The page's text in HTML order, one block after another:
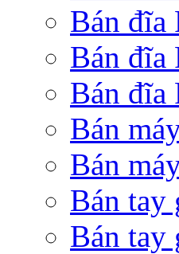
Bán đĩa
Bán đĩa
Bán đĩa
Bán
Bán
Bán tay
Bán tay